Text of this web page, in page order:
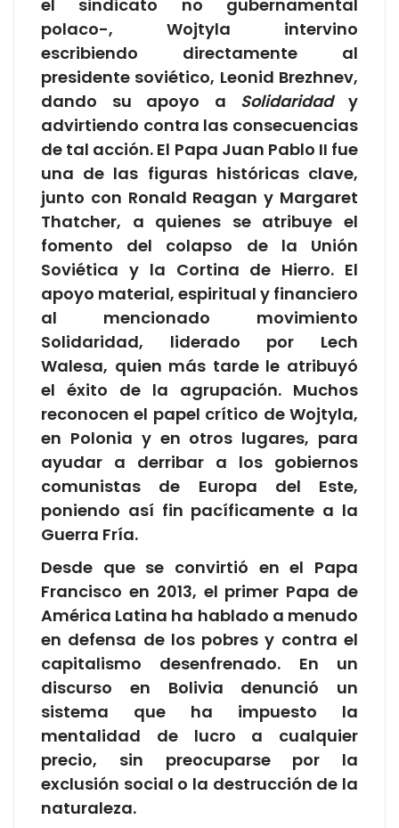
el sindicato no gubernamental
polaco-, Wojtyla intervino
escribiendo directamente al
presidente soviético, Leonid Brezhnev,
dando su apoyo a Solidaridady
advirtiendo contra las consecuencias
de tal acción. El Papa Juan Pablo II fue
una de las figuras históricas clave,
junto con Ronald Reagan y Margaret
Thatcher, a quienes se atribuye el
fomento del colapso de la Unión
Soviética y la Cortina de Hierro. El
apoyo material, espiritual y financiero
al mencionado movimiento
Solidaridad, liderado por Lech
Walesa, quien más tarde le atribuyó
el éxito de la agrupación. Muchos
reconocen el papel crítico de Wojtyla,
en Polonia y en otros lugares, para
ayudar a derribar a los gobiernos
comunistas de Europa del Este,
poniendo así fin pacíficamente a la
Guerra Fría.
Desde que se convirtió en el Papa
Francisco en 2013, el primer Papa de
América Latina ha hablado a menudo
en defensa de los pobres y contra el
capitalismo desenfrenado. En un
discurso en Bolivia denunció un
sistema que ha impuesto la
mentalidad de lucro a cualquier
precio, sin preocuparse por la
exclusión social o la destrucción de la
naturaleza.